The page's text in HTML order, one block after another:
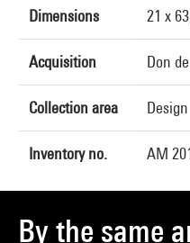
Dimensions 21 x
Acquisition Don
Collection area Design
Inventory no. AM
By the same